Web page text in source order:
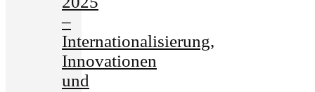
–
Internationalisierung,
Innovationen
und